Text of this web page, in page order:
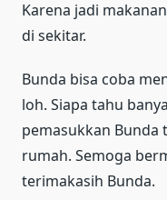
Karena jadi
di sekitar.
Bunda bisa coba
loh. Siapa tahu
pemasukkan Bunda
rumah. Semoga
terimakasih Bunda.